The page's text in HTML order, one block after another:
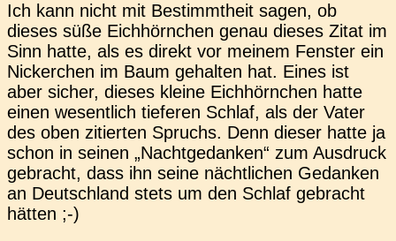
Ich kann nicht mit Bestimmt­heit sagen, ob
dieses süße Eich­hörn­chen genau dieses Zitat im
Sinn hatte, als es direkt vor meinem Fens­ter ein
Nicker­chen im Baum gehal­ten hat. Eines ist
aber sicher, dieses kleine Eich­hörn­chen hatte
einen wesent­lich tie­fe­ren Schlaf, als der Vater
des oben zitier­ten Spruchs. Denn dieser hatte ja
schon in seinen „Nacht­ge­dan­ken“ zum Aus­druck
gebracht, dass ihn seine nächt­li­chen Gedan­ken
an Deutsch­land stets um den Schlaf gebracht
hätten ;-)